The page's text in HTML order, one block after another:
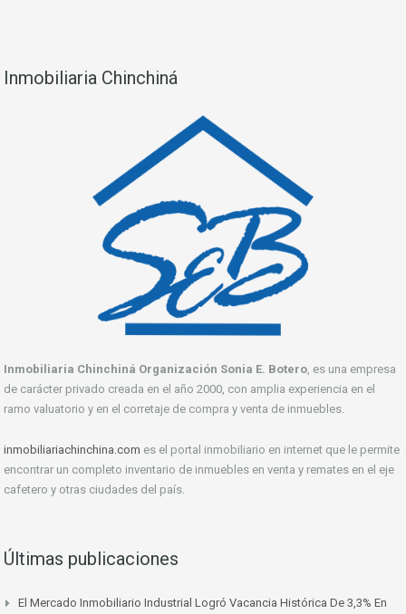
Inmobiliaria Chinchiná
Inmobiliaria Chinchiná Organización Sonia E. Botero , es una empresa
de carácter privado creada en el año 2000, con amplia experiencia en el
ramo valuatorio y en el corretaje de compra y venta de inmuebles.
inmobiliariachinchina.com es el portal inmobiliario en internet que le permite
encontrar un completo inventario de inmuebles en venta y remates en el eje
cafetero y otras ciudades del país.
Últimas publicaciones
El Mercado Inmobiliario Industrial Logró Vacancia Histórica De 3,3% En